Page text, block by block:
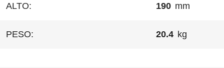
ALTO: 190 mm
PESO: 20.4 kg